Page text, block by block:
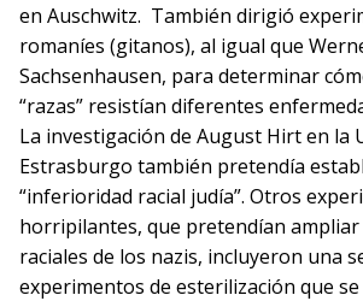
en Auschwitz. También dirigió
romaníes (gitanos), al igual que
Sachsenhausen, para determinar
“razas” resistían diferentes
La investigación de August Hirt en la
Estrasburgo también pretendía
“inferioridad racial judía”. Otros
horripilantes, que pretendían
raciales de los nazis, incluyeron una
experimentos de esterilización que